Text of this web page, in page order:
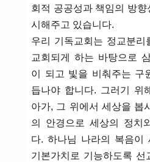
회적 공공성과 책임의 방향
시해주고 있습니다.
우리 기독교회는 정교분리
교회되게 하는 바탕으로
이 되고 빛을 비춰주는 구
듭나야 합니다. 그러기 위
아가, 그 위에서 세상을 봅
의 안경으로 세상의 정치
다. 하나님 나라의 복음이
기본가치로 기능하도록 선